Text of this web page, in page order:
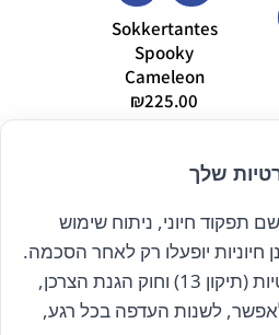
Sokkertantes
Spooky
Cameleon
₪225.00
שלך
תפקוד חיוני, ניתוח שימוש
חיוניות יופעלו רק לאחר הסכמה.
בהתאם לחוק הגנת הפרטיות (תיקון 13) וחוק הגנת הצרכן,
לאפשר, לשנות העדפה בכל רגע,